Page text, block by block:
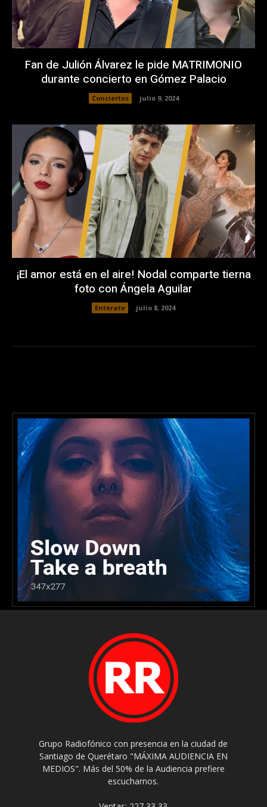
Fan de Julión Álvarez le pide MATRIMONIO
durante concierto en Gómez Palacio
Conciertos julio 9, 2024
¡El amor está en el aire! Nodal comparte tierna
foto con Ángela Aguilar
Enterate julio 8, 2024
Grupo Radiofónico con presencia en la ciudad de
Santiago de Querétaro "MÁXIMA AUDIENCIA EN
MEDIOS". Más del 50% de la Audiencia prefiere
escucharnos.